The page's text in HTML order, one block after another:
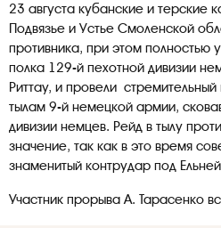
23 августа кубанские и терские
Подвязье и Устье Смоленской
противника, при этом полностью
полка 129-й пехотной дивизии
Риттау, и провели
тылам 9-й немецкой армии,
дивизии немцев. Рейд в тылу
значение, так как в это время
знаменитый контрудар под
Участник прорыва А. Тарасенко